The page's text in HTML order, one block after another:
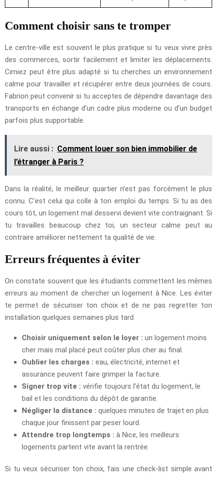
Comment choisir sans te tromper
Le centre-ville est souvent le plus pratique si tu veux vivre près
des commerces, sortir facilement et limiter les déplacements.
Cimiez peut être plus adapté si tu cherches un environnement
calme pour travailler et récupérer entre deux journées de cours.
Fabrion peut convenir si tu acceptes de dépendre davantage des
transports en échange d’un cadre plus moderne ou d’un budget
parfois plus supportable.
Lire aussi : Comment louer son bien immobilier de
l’étranger à Paris ?
Dans la réalité, le meilleur quartier n’est pas forcément le plus
connu. C’est celui qui colle à ton emploi du temps. Si tu as des
cours tôt, un logement mal desservi devient vite contraignant. Si
tu travailles beaucoup chez toi, un secteur calme peut au
contraire améliorer nettement ta qualité de vie.
Erreurs fréquentes à éviter
On constate souvent que les étudiants commettent les mêmes
erreurs au moment de chercher un logement à Nice. Les éviter
te permet de sécuriser ton choix et de ne pas regretter ton
installation quelques semaines plus tard.
Choisir uniquement selon le loyer : un logement moins
cher mais mal placé peut coûter plus cher au final.
Oublier les charges : eau, électricité, internet et
assurance peuvent faire grimper la facture.
Signer trop vite : vérifie toujours l’état du logement, le
bail et les conditions du dépôt de garantie.
Négliger la distance : quelques minutes de trajet en plus
chaque jour finissent par peser lourd.
Attendre trop longtemps : à Nice, les meilleurs
logements partent vite avant la rentrée.
Si tu veux sécuriser ton choix, fais une check-list simple avant